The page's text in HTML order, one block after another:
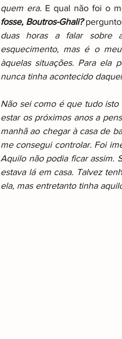
quem era. E qual não foi o
fosse, Boutros-Ghali?
duas horas a falar sobre
esquecimento, mas é o
àquelas situações. Para ela
nunca tinha acontecido
Não sei como é que tudo
estar os próximos anos a
manhã ao chegar à casa de
me consegui controlar. Foi
Aquilo não podia ficar assim.
estava lá em casa. Talvez
ela, mas entretanto tinha